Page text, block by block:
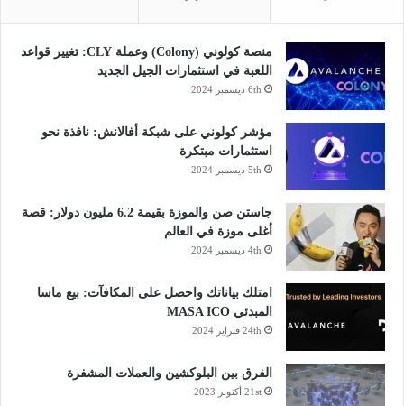
منصة كولوني (Colony) وعملة CLY: تغيير قواعد
اللعبة في استثمارات الجيل الجديد
6th ديسمبر 2024
مؤشر كولوني على شبكة أفالانش: نافذة نحو
استثمارات مبتكرة
5th ديسمبر 2024
جاستن صن والموزة بقيمة 6.2 مليون دولار: قصة
أغلى موزة في العالم
4th ديسمبر 2024
امتلك بياناتك واحصل على المكافآت: بيع ماسا
المبدئي MASA ICO
24th فبراير 2024
الفرق بين البلوكشين والعملات المشفرة
21st أكتوبر 2023